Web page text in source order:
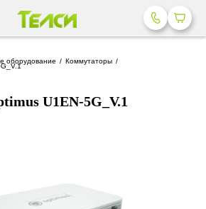
оборудование Коммутаторы
U1EN-5G_V.1